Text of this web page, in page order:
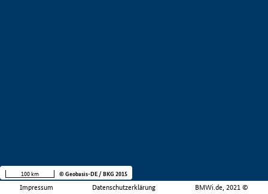
Impressum Datenschutzerklärung BMWi.de, 2021 ©
100 km © Geobasis-DE / BKG 2015